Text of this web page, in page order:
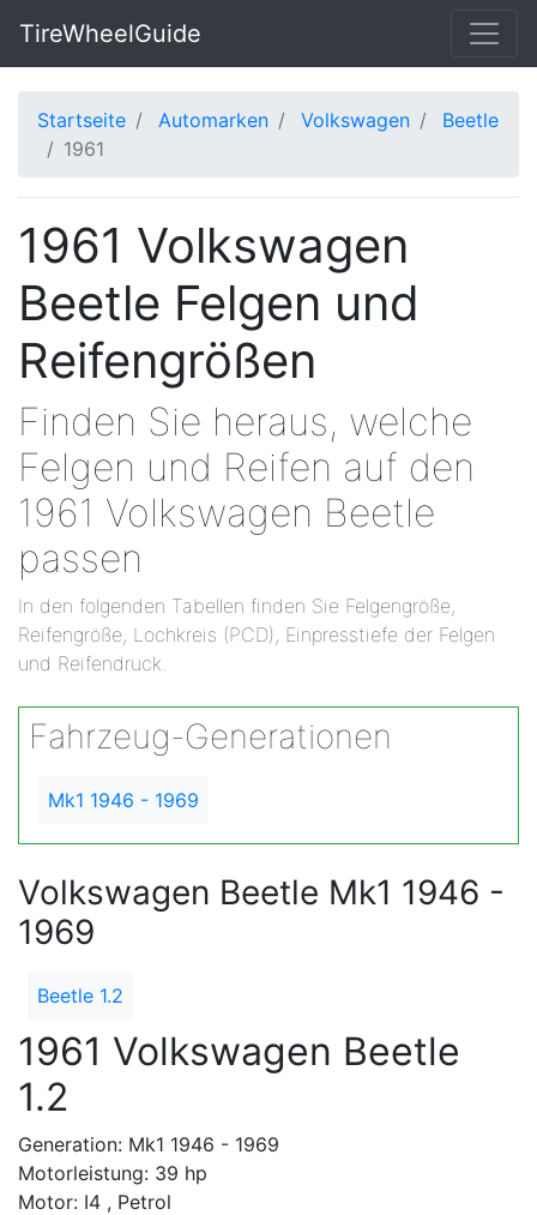
TireWheelGuide
Startseite Automarken Volkswagen
Beetle
1961
1961 Volkswagen
Beetle Felgen und
Reifengrößen
Finden Sie heraus, welche
Felgen und Reifen auf den
1961 Volkswagen Beetle
passen
In den folgenden Tabellen finden Sie Felgengröße,
Reifengröße, Lochkreis (PCD), Einpresstiefe der Felgen
und Reifendruck.
Fahrzeug-Generationen
Mk1 1946 - 1969
Volkswagen Beetle Mk1 1946 -
1969
Beetle 1.2
1961 Volkswagen Beetle
1.2
Generation: Mk1 1946 - 1969
Motorleistung: 39 hp
Motor: I4 , Petrol